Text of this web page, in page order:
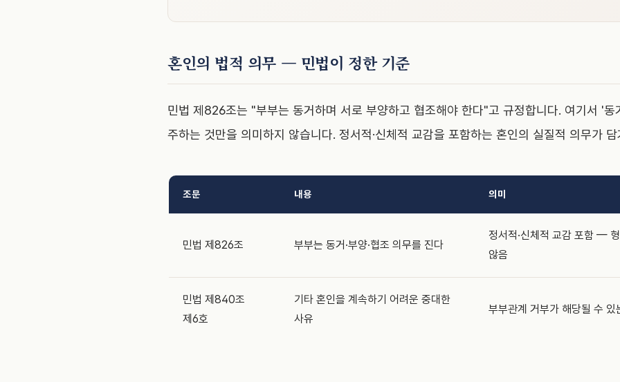
혼인의 법적 의무 — 민법이 정한 기준
민법 제826조는 "부부는 동거하며 서로 부양하고 협조해야 한다"고 규정합니다. 여기서 '동
주하는 것만을 의미하지 않습니다. 정서적·신체적 교감을 포함하는 혼인의 실질적 의무가
조문 내용 의미
민법 제826조 부부는 동거·부양·협조 의무를 진다
정서적·신체적 교감 포함 —
않음
민법 제840조
제6호
기타 혼인을 계속하기 어려운 중대한
사유
부부관계 거부가 해당될 수 있